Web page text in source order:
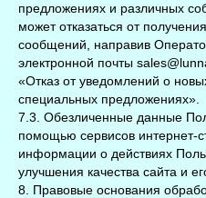
предложениях и различных
может отказаться от
сообщений, направив
электронной почты
«Отказ от уведомлений о
специальных предложениях».
7.3. Обезличенные данные
помощью сервисов интернет-
информации о действиях
улучшения качества сайта и
8. Правовые основания